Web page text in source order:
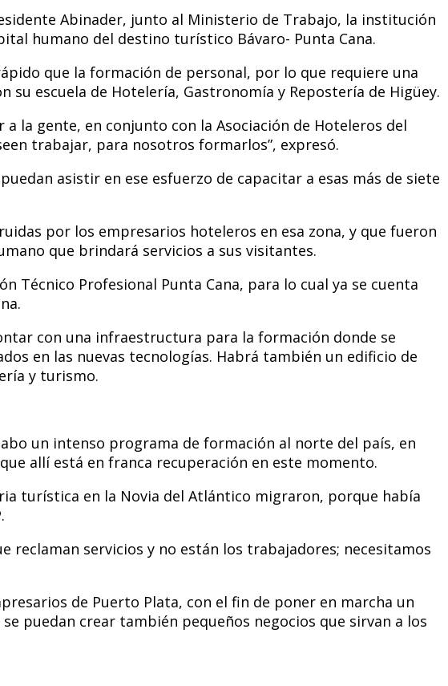
Abinader, junto al Ministerio de Trabajo, la institución
humano del destino turístico Bávaro- Punta Cana.
que la formación de personal, por lo que requiere una
escuela de Hotelería, Gastronomía y Repostería de Higüey.
la gente, en conjunto con la Asociación de Hoteleros del
trabajar, para nosotros formarlos”, expresó.
asistir en ese esfuerzo de capacitar a esas más de siete
por los empresarios hoteleros en esa zona, y que fueron
que brindará servicios a sus visitantes.
Técnico Profesional Punta Cana, para lo cual ya se cuenta
con una infraestructura para la formación donde se
en las nuevas tecnologías. Habrá también un edificio de
y turismo.
un intenso programa de formación al norte del país, en
allí está en franca recuperación en este momento.
turística en la Novia del Atlántico migraron, porque había
reclaman servicios y no están los trabajadores; necesitamos
de Puerto Plata, con el fin de poner en marcha un
puedan crear también pequeños negocios que sirvan a los